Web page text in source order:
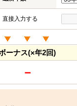
直接入力する
ーナス(×年2回)
－